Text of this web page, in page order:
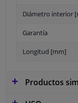
Diámetro interior
Garantía
Longitud [mm]
Productos